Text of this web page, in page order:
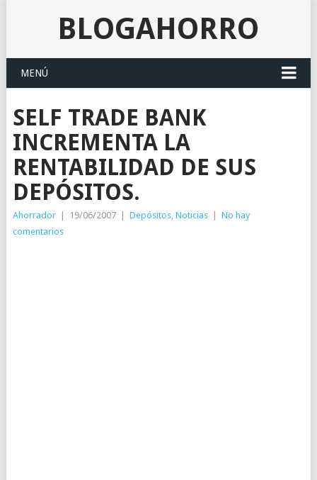
BLOGAHORRO
MENÚ
SELF TRADE BANK
INCREMENTA LA
RENTABILIDAD DE SUS
DEPÓSITOS.
Ahorrador 19/06/2007 Depósitos, Noticias
No hay
comentarios